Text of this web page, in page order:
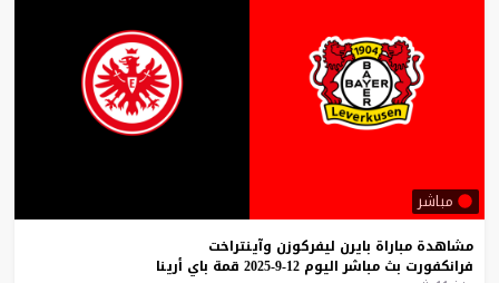
مباشر
مشاهدة مباراة بايرن ليفركوزن وآينتراخت
فرانكفورت بث مباشر اليوم 12-9-2025 قمة باي أرينا